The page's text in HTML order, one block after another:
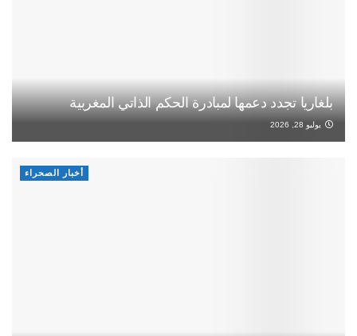
بلغاريا تجدد دعمها لمبادرة الحكم الذاتي المغربية
يوليو 28, 2026
أخبار الصحراء